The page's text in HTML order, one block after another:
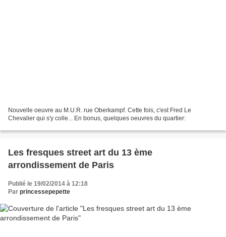
Nouvelle oeuvre au M.U.R. rue Oberkampf. Cette fois, c'est Fred Le
Chevalier qui s'y colle... En bonus, quelques oeuvres du quartier:
Les fresques street art du 13 ème
arrondissement de Paris
Publié le 19/02/2014 à 12:18
Par princessepepette